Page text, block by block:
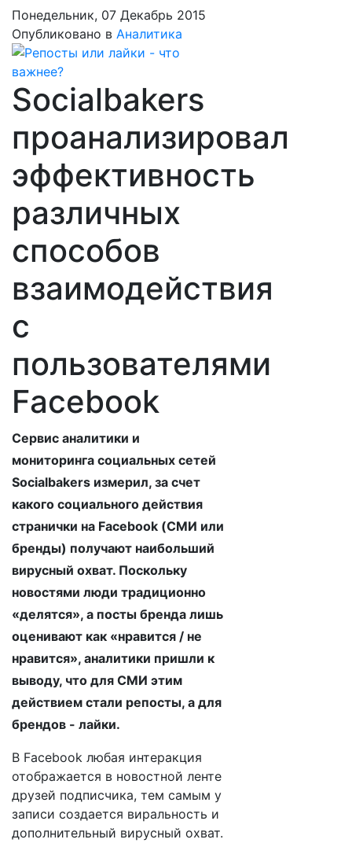
Понедельник, 07 Декабрь 2015
Опубликовано в Аналитика
Socialbakers
проанализировал
эффективность
различных
способов
взаимодействия
с
пользователями
Facebook
Сервис аналитики и
мониторинга социальных сетей
Socialbakers измерил, за счет
какого социального действия
странички на Facebook (СМИ или
бренды) получают наибольший
вирусный охват. Поскольку
новостями люди традиционно
«делятся», а посты бренда лишь
оценивают как «нравится / не
нравится», аналитики пришли к
выводу, что для СМИ этим
действием стали репосты, а для
брендов - лайки.
В Facebook любая интеракция
отображается в новостной ленте
друзей подписчика, тем самым у
записи создается виральность и
дополнительный вирусный охват.